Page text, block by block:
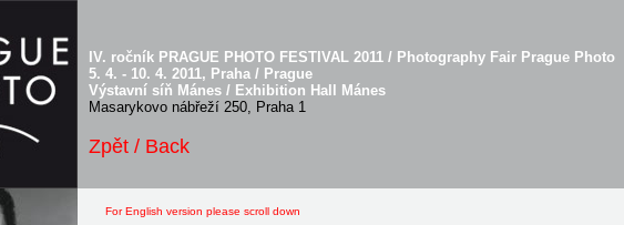
IV. ročník PRAGUE PHOTO FESTIVAL 2011 / Photography Fair Prague Photo
5. 4. - 10. 4. 2011, Praha / Prague
Výstavní síň Mánes / Exhibition Hall Mánes
Masarykovo nábřeží 250, Praha 1
Zpět / Back
For English version please scroll down